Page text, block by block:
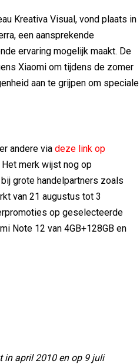
Kreativa Visual, vond plaats in
een aansprekende
ervaring mogelijk maakt. De
Xiaomi om tijdens de zomer
aan te grijpen om speciale
andere via deze link op
Het merk wijst nog op
grote handelpartners zoals
van 21 augustus tot 3
op geselecteerde
Note 12 van 4GB+128GB en
in april 2010 en op 9 juli